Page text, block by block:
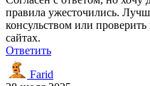
правила ужесточились.
консульством или
сайтах.
Ответить
Farid